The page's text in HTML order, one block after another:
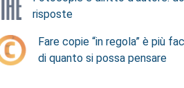
risposte
Fare copie “in regola” è più
di quanto si possa pensare